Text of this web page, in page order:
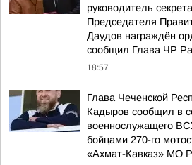
руководитель
Председателя
Даудов награждён
сообщил Глава ЧР
18:57
Глава Чеченской
Кадыров сообщил в
военнослужащего
бойцами 270-го
«Ахмат-Кавказ» МО